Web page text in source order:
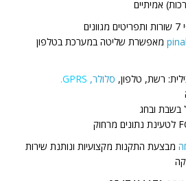
pinal מאפשרת שליטה במערכת בטלפון
רשת, טלפון, סלולר,
.
בשבת ובחג
מבצעת התקנות מקצועיות ונותנת שירות